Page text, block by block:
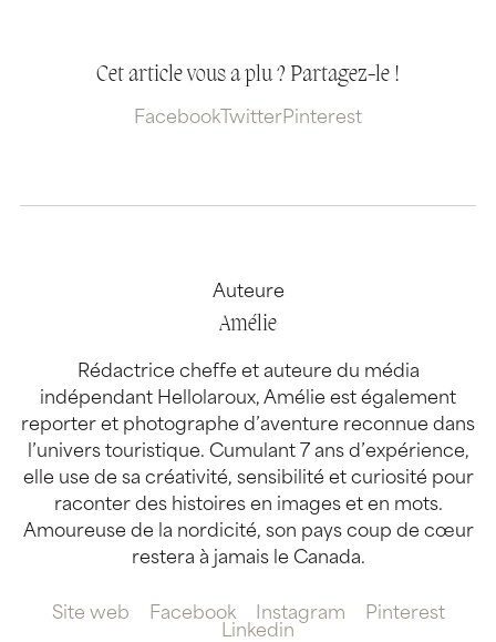
Cet article vous a plu ? Partagez-le !
Facebook TwitterPinterest
Auteure
Amélie
Rédactrice cheffe et auteure du média
indépendant Hellolaroux, Amélie est également
reporter et photographe d’aventure reconnue dans
l’univers touristique. Cumulant 7 ans d’expérience,
elle use de sa créativité, sensibilité et curiosité pour
raconter des histoires en images et en mots.
Amoureuse de la nordicité, son pays coup de cœur
restera à jamais le Canada.
Site web Facebook Instagram
Pinterest
Linkedin